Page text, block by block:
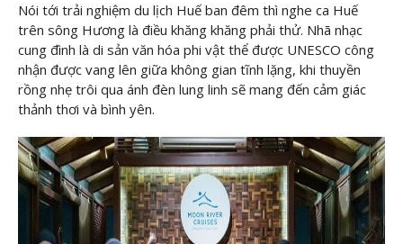
Nói tới trải nghiệm du lịch Huế ban đêm thì nghe ca Huế
trên sông Hương là điều khăng khăng phải thử. Nhã nhạc
cung đình là di sản văn hóa phi vật thể được UNESCO công
nhận được vang lên giữa không gian tĩnh lặng, khi thuyền
rồng nhẹ trôi qua ánh đèn lung linh sẽ mang đến cảm giác
thảnh thơi và bình yên.